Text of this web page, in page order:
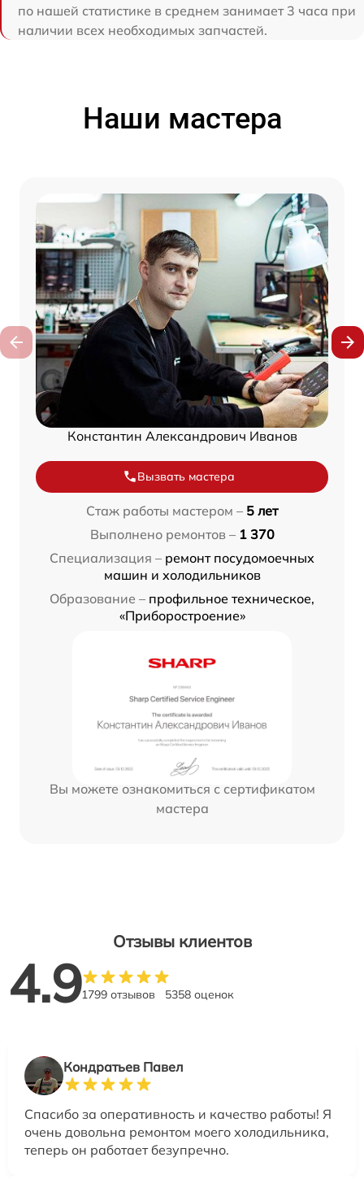
по нашей статистике в среднем занимает 3 часа при
наличии всех необходимых запчастей.
Наши мастера
Константин Александрович Иванов
Вызвать мастера
Стаж работы мастером – 5 лет
Выполнено ремонтов – 1 370
Специализация – ремонт посудомоечных
машин и холодильников
Образование – профильное техническое,
«Приборостроение»
Вы можете ознакомиться с сертификатом
мастера
Отзывы клиентов
4.91799 отзывов 5358 оценок
Кондратьев Павел
Спасибо за оперативность и качество работы! Я
очень довольна ремонтом моего холодильника,
теперь он работает безупречно.